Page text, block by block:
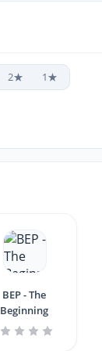
2★ 1★
BEP - The
Beginning